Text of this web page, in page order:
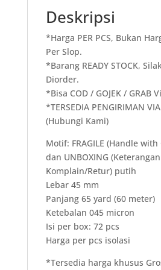
Deskripsi
*Harga PER PCS, Bukan
Per Slop.
*Barang READY STOCK,
Diorder.
*Bisa COD / GOJEK / GRAB
*TERSEDIA PENGIRIMAN
(Hubungi Kami)
Motif: FRAGILE (Handle
dan UNBOXING (Keterangan
Komplain/Retur) putih
Lebar 45 mm
Panjang 65 yard (60 meter)
Ketebalan 045 micron
Isi per box: 72 pcs
Harga per pcs isolasi
*Tersedia harga khusus